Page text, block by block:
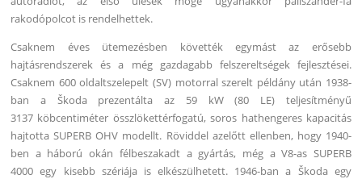
rakodópolcot is rendelhettek.
Csaknem éves ütemezésben követték egymást az erősebb
hajtásrendszerek és a még gazdagabb felszereltségek fejlesztései.
Csaknem 600 oldaltszelepelt (SV) motorral szerelt példány után 1938-
ban a Škoda prezentálta az 59 kW (80 LE) teljesítményű
3137 köbcentiméter összlökettérfogatú, soros hathengeres kapacitás
hajtotta SUPERB OHV modellt. Röviddel azelőtt ellenben, hogy 1940-
ben a háború okán félbeszakadt a gyártás, még a V8-as SUPERB
4000 egy kisebb szériája is elkészülhetett. 1946-ban a Škoda egy